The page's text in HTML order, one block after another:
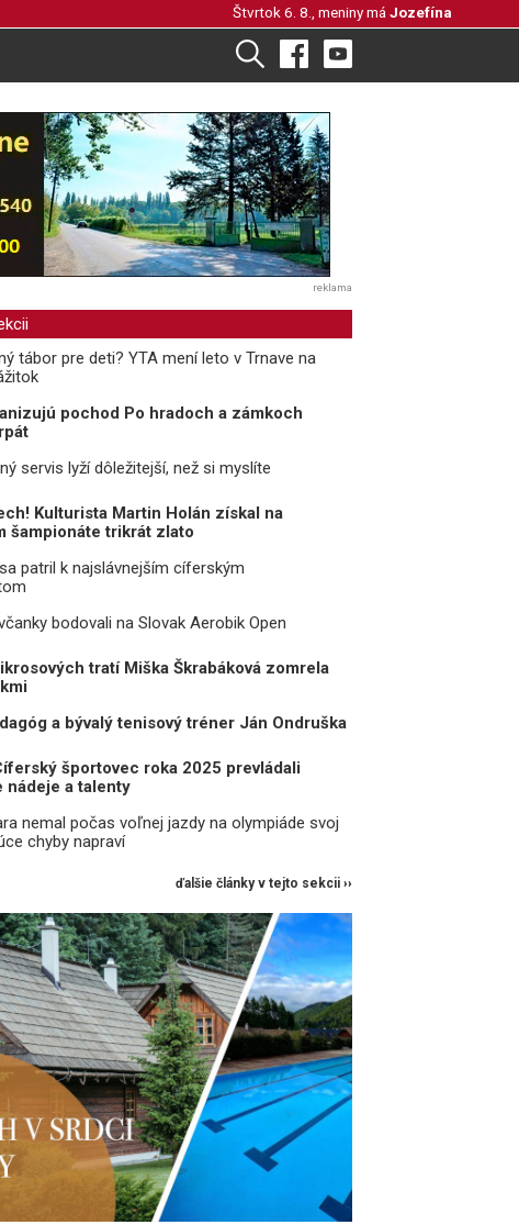
Štvrtok 6. 8., meniny má Jozefína
reklama
tábor pre deti? YTA mení leto v Trnave na
pochod Po hradoch a zámkoch
servis lyží dôležitejší, než si myslíte
Kulturista Martin Holán získal na
šampionáte trikrát zlato
patril k najslávnejším cíferským
bodovali na Slovak Aerobik Open
tratí Miška Škrabáková zomrela
a bývalý tenisový tréner Ján Ondruška
športovec roka 2025 prevládali
nádeje a talenty
nemal počas voľnej jazdy na olympiáde svoj
chyby napraví
ďalšie články v tejto sekcii ››